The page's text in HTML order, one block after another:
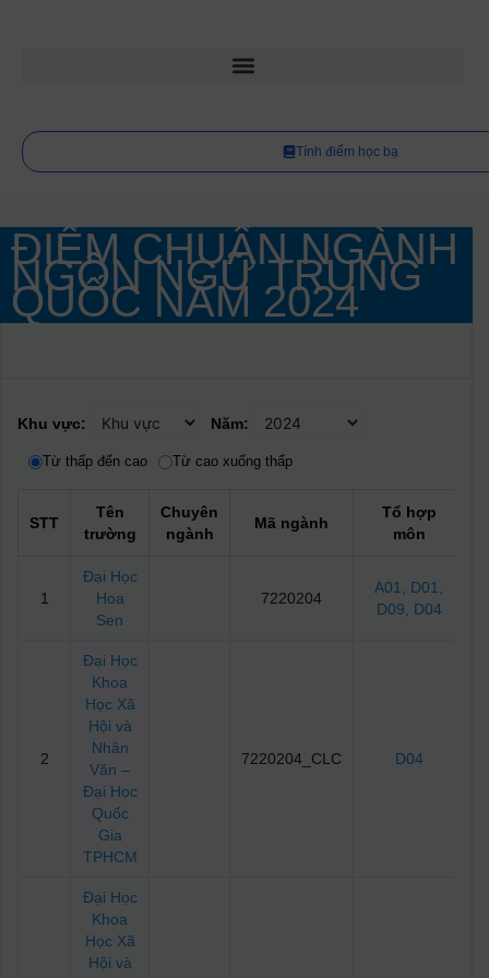
Tính điểm học bạ
ĐIỂM CHUẨN NGÀNH
NGÔN NGỮ TRUNG
QUỐC NĂM 2024
Khu vực: Năm:
Từ thấp đến cao Từ cao xuống thấp
STT
Tên
trường
Chuyên
ngành
Mã ngành
Tổ hợp
môn
1
Đại Học
Hoa
Sen
7220204
A01 , D01
D09 , D04
2
Đại Học
Khoa
Học Xã
Hội và
Nhân
Văn –
Đại Học
Quốc
Gia
TPHCM
7220204_CLC D04
Đại Học
Khoa
Học Xã
Hội và